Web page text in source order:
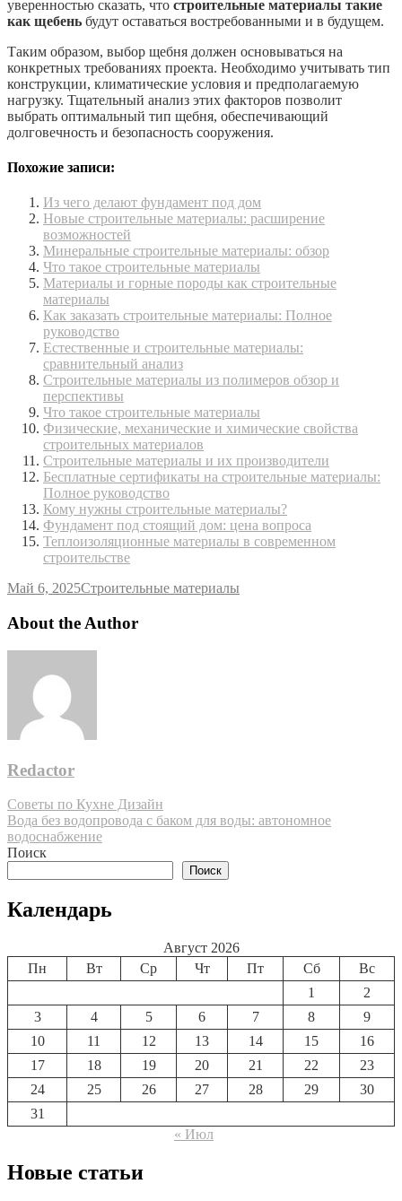
уверенностью сказать, что строительные материалы такие
как щебень будут оставаться востребованными и в будущем.
Таким образом, выбор щебня должен основываться на
конкретных требованиях проекта. Необходимо учитывать тип
конструкции, климатические условия и предполагаемую
нагрузку. Тщательный анализ этих факторов позволит
выбрать оптимальный тип щебня, обеспечивающий
долговечность и безопасность сооружения.
Похожие записи:
Из чего делают фундамент под дом
Новые строительные материалы: расширение
возможностей
Минеральные строительные материалы: обзор
Что такое строительные материалы
Материалы и горные породы как строительные
материалы
Как заказать строительные материалы: Полное
руководство
Естественные и строительные материалы:
сравнительный анализ
Строительные материалы из полимеров обзор и
перспективы
Что такое строительные материалы
Физические, механические и химические свойства
строительных материалов
Строительные материалы и их производители
Бесплатные сертификаты на строительные материалы:
Полное руководство
Кому нужны строительные материалы?
Фундамент под стоящий дом: цена вопроса
Теплоизоляционные материалы в современном
строительстве
Май 6, 2025Строительные материалы
About the Author
Redactor
Навигация
по
записям
Советы по Кухне Дизайн
Вода без водопровода с баком для воды: автономное
водоснабжение
Поиск
Поиск
Календарь
Август 2026
Пн
Вт Ср Чт Пт Сб
Вс
1
2
3
4 5 6 7 8
9
10
11 12 13 14 15
16
17
18 19 20 21 22
23
24
25 26 27 28 29
30
31
« Июл
Новые статьи